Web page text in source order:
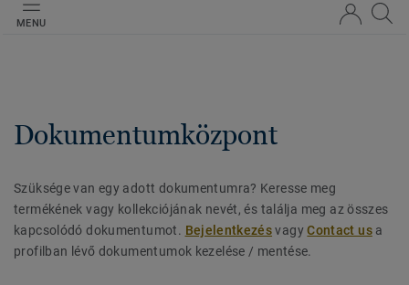
MENU
Dokumentumközpont
Szüksége van egy adott dokumentumra? Keresse meg
termékének vagy kollekciójának nevét, és találja meg az összes
kapcsolódó dokumentumot. BejelentkezésvagyContact usa
profilban lévő dokumentumok kezelése / mentése.